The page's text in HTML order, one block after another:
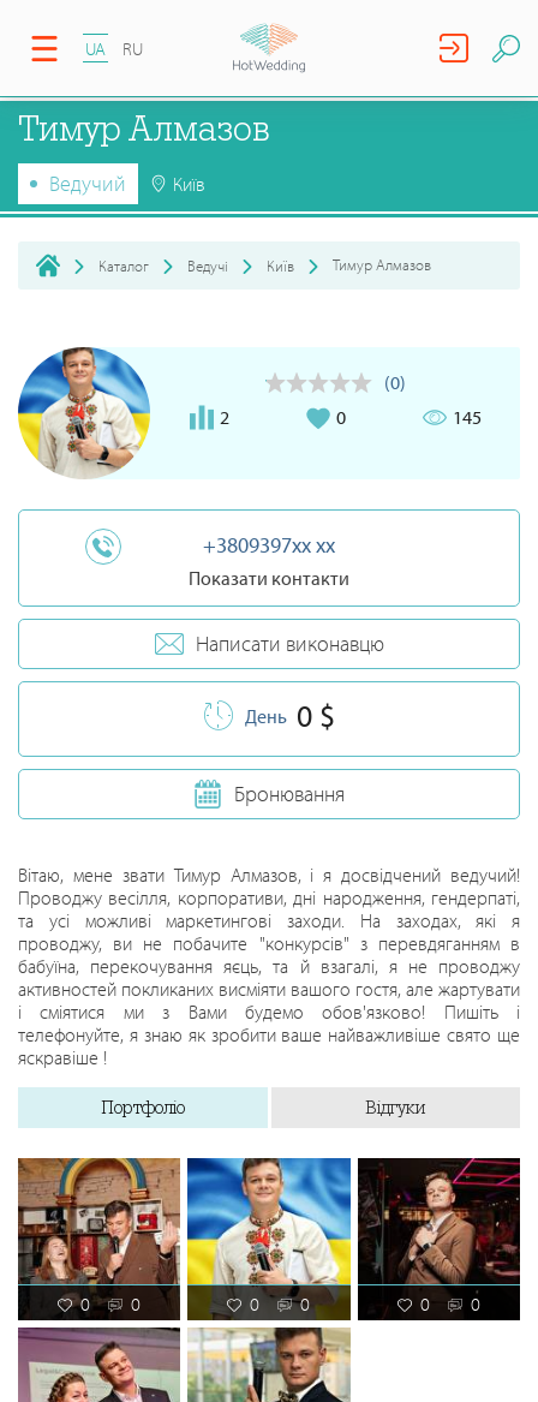
UA RU
Тимур Алмазов
Ведучий Київ
Каталог Ведучі Київ Тимур Алмазов
(0)
2
0 145
+3809397xx xx
Показати контакти
Написати виконавцю
День 0 $
Бронювання
Вітаю, мене звати Тимур Алмазов, і я досвідчений ведучий!
Проводжу весілля, корпоративи, дні народження, гендерпаті,
та усі можливі маркетингові заходи. На заходах, які я
проводжу, ви не побачите "конкурсів" з перевдяганням в
бабуїна, перекочування яєць, та й взагалі, я не проводжу
активностей покликаних висміяти вашого гостя, але жартувати
і сміятися ми з Вами будемо обов'язково! Пишіть і
телефонуйте, я знаю як зробити ваше найважливіше свято ще
яскравіше !
Портфоліо Відгуки
0 0 0 0 0 0